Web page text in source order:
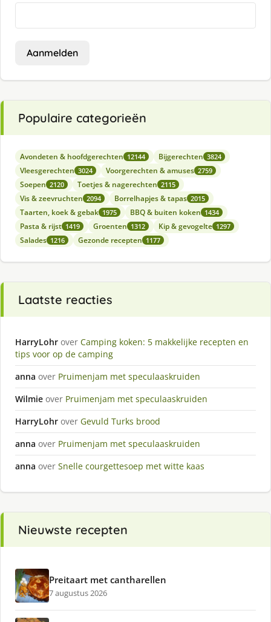
Aanmelden
Populaire categorieën
Avondeten & hoofdgerechten 12144 Bijgerechten 3824
Vleesgerechten 3024 Voorgerechten & amuses 2759
Soepen 2120 Toetjes & nagerechten 2115
Vis & zeevruchten 2094 Borrelhapjes & tapas 2015
Taarten, koek & gebak 1975 BBQ & buiten koken 1434
Pasta & rijst 1419 Groenten 1312 Kip & gevogelte 1297
Salades 1216 Gezonde recepten 1177
Laatste reacties
HarryLohr over Camping koken: 5 makkelijke recepten en
tips voor op de camping
anna over Pruimenjam met speculaaskruiden
Wilmie over Pruimenjam met speculaaskruiden
HarryLohr over Gevuld Turks brood
anna over Pruimenjam met speculaaskruiden
anna over Snelle courgettesoep met witte kaas
Nieuwste recepten
Preitaart met cantharellen
7 augustus 2026